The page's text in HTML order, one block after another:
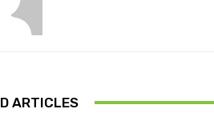
ARTICLES